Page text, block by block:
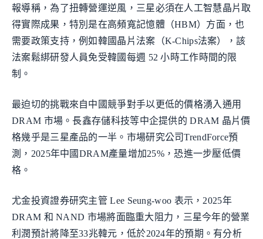
報導稱，為了扭轉營運逆風，三星必須在人工智慧晶片取
得實際成果，特別是在高頻寬記憶體（HBM）方面，也
需要政策支持，例如韓國晶片法案（K-Chips法案），該
法案鬆綁研發人員免受韓國每週 52 小時工作時間的限
制。
最迫切的挑戰來自中國競爭對手以更低的價格湧入通用
DRAM 市場。長鑫存儲科技等中企提供的 DRAM 晶片價
格幾乎是三星產品的一半。市場研究公司TrendForce預
測，2025年中國DRAM產量增加25%，恐進一步壓低價
格。
尤金投資證券研究主管 Lee Seung-woo 表示，2025年
DRAM 和 NAND 市場將面臨重大阻力，三星今年的營業
利潤預計將降至33兆韓元，低於2024年的預期。有分析